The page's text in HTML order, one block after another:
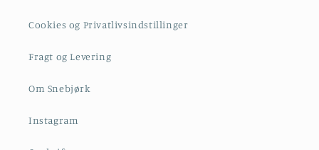
Cookies og Privatlivsindstillinger
Fragt og Levering
Om Snebjørk
Instagram